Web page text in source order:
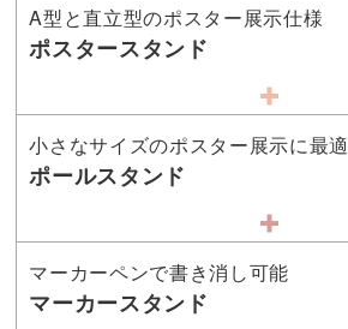
A型と直立型のポスター展示仕様
ポスタースタンド
小さなサイズのポスター展示に最適
ポールスタンド
マーカーペンで書き消し可能
マーカースタンド